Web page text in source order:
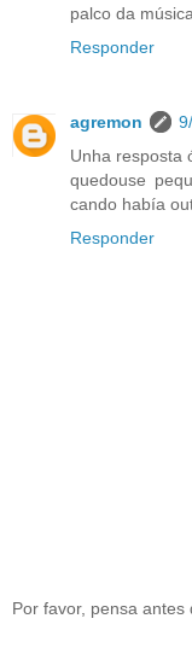
palco da
Responder
agremon
Unha resposta
quedouse
cando había
Responder
Por favor, pensa antes